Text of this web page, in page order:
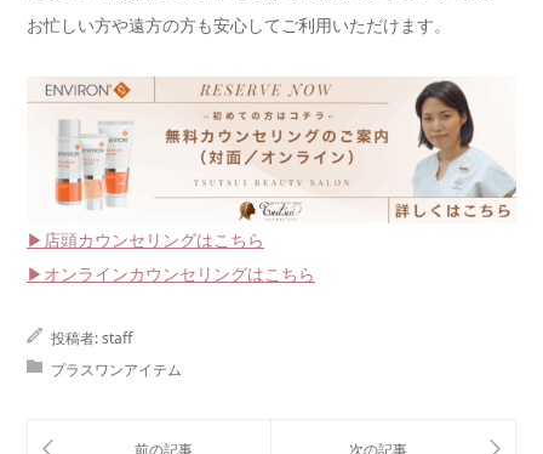
お忙しい方や遠方の方も安心してご利用いただけます。
▶店頭カウンセリングはこちら
▶オンラインカウンセリングはこちら
投稿者:staff
プラスワンアイテム